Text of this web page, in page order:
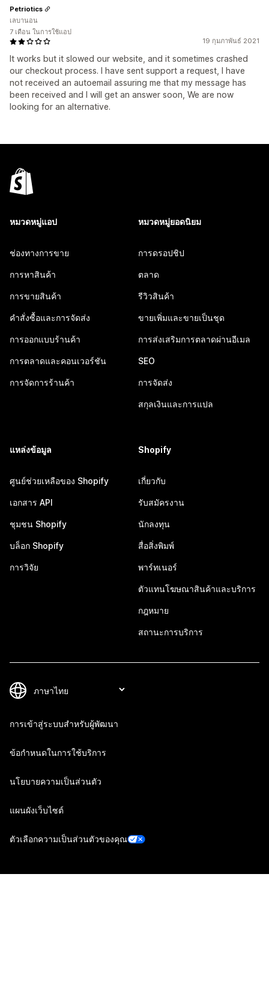
19 กุมภาพันธ์ 2021
It works but it slowed our website, and it sometimes crashed
our checkout process. I have sent support a request, I have
not received an autoemail assuring me that my message has
been received and I will get an answer soon, We are now
looking for an alternative.
Petriotics
เลบานอน
7 เดือน ในการใช้แอป
หมวดหมู่แอป
ช่องทางการขาย
การหาสินค้า
การขายสินค้า
คำสั่งซื้อและการจัดส่ง
การออกแบบร้านค้า
การตลาดและคอนเวอร์ชัน
การจัดการร้านค้า
หมวดหมู่ยอดนิยม
การดรอปชิป
ตลาด
รีวิวสินค้า
ขายเพิ่มและขายเป็นชุด
การส่งเสริมการตลาดผ่านอีเมล
SEO
การจัดส่ง
สกุลเงินและการแปล
แหล่งข้อมูล
ศูนย์ช่วยเหลือของ Shopify
เอกสาร API
ชุมชน Shopify
บล็อก Shopify
การวิจัย
Shopify
เกี่ยวกับ
รับสมัครงาน
นักลงทุน
สื่อสิ่งพิมพ์
พาร์ทเนอร์
ตัวแทนโฆษณาสินค้าและบริการ
กฎหมาย
สถานะการบริการ
การเข้าสู่ระบบสำหรับผู้พัฒนา
ข้อกำหนดในการใช้บริการ
นโยบายความเป็นส่วนตัว
แผนผังเว็บไซต์
ตัวเลือกความเป็นส่วนตัวของคุณ